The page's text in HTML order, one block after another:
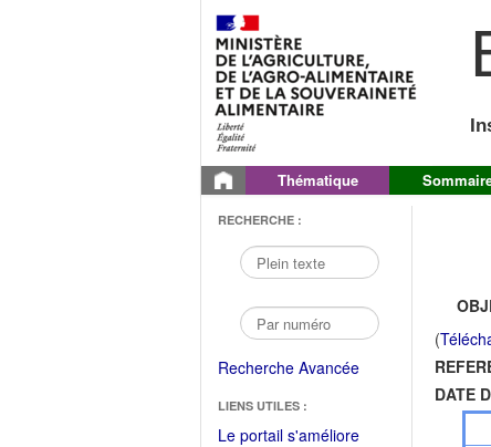
Thématique
RECHERCHE :
Recherche Avancée
LIENS UTILES :
Le portail s'améliore(Fichier
(
DATE